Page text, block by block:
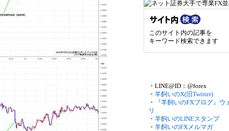
このサイト内の記事を
キーワード検索できます
・LINE@ID：@forex
・ 羊飼いのX(旧Twitter)
・
『羊飼いのFXブログ』ウ
リ
・ 羊飼いのLINEスタンプ
・ 羊飼いのFXメルマガ